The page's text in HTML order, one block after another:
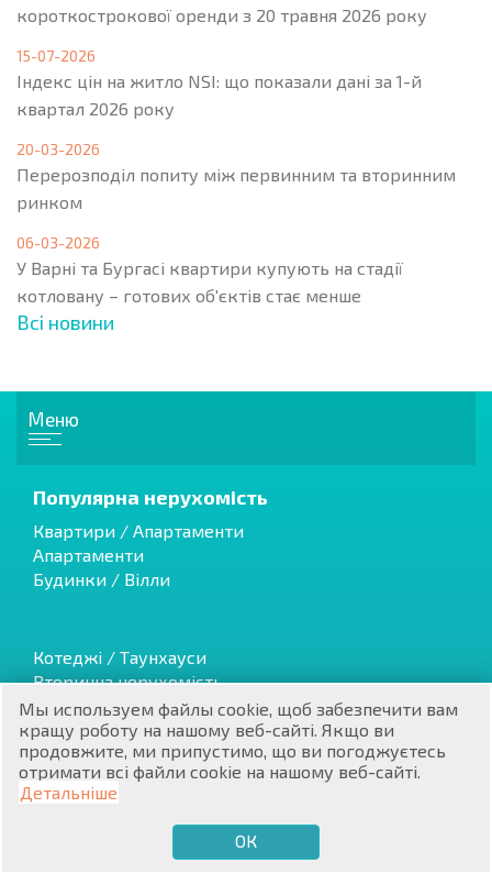
€
₽
₴
zł
PL
короткострокової оренди з 20 травня 2026 року
15-07-2026
Індекс цін на житло NSI: що показали дані за 1-й
квартал 2026 року
20-03-2026
Перерозподіл попиту між первинним та вторинним
ринком
06-03-2026
У Варні та Бургасі квартири купують на стадії
котловану – готових об'єктів стає менше
Всі новини
Меню
Популярна нерухомість
Квартири / Апартаменти
Апартаменти
Будинки / Вілли
Котеджі / Таунхауси
Вторинна нерухомість
Нерухомість від забудовника
Елітна Нерухомість
Земельні ділянки
Мы используем файлы cookie, щоб забезпечити вам
кращу роботу на нашому веб-сайті. Якщо ви
продовжите, ми припустимо, що ви погоджуєтесь
отримати всі файли cookie на нашому веб-сайті.
Детальніше
ОК